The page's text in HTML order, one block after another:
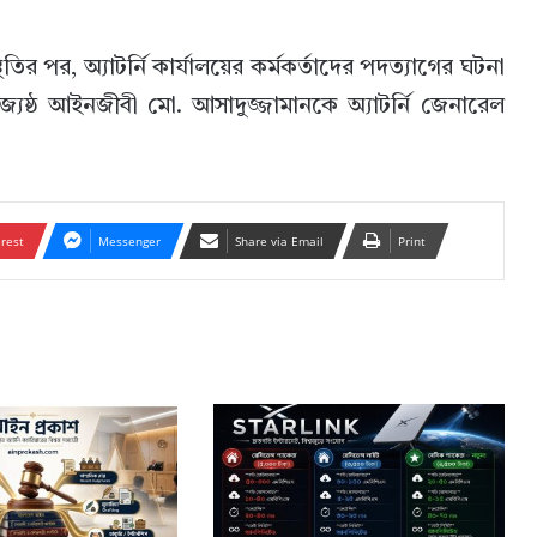
পর, অ্যাটর্নি কার্যালয়ের কর্মকর্তাদের পদত্যাগের ঘটনা
আইনজীবী মো. আসাদুজ্জামানকে অ্যাটর্নি জেনারেল
Messenger Share via Email Print